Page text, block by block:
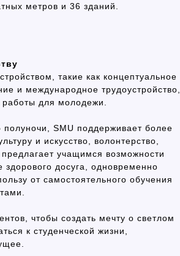
метров и 36 зданий.
такие как концептуальное
и международное трудоустройство,
работы для молодежи.
SMU поддерживает более
и искусство, волонтерство,
учащимся возможности
досуга, одновременно
от самостоятельного обучения
чтобы создать мечту о светлом
к студенческой жизни,